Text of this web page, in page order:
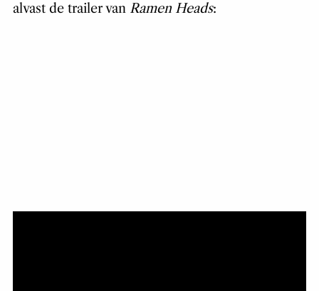
alvast de trailer van Ramen Heads: